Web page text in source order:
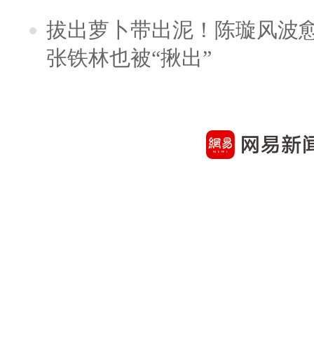
拔出萝卜带出泥！陈璇风波
张铁林也被“揪出”